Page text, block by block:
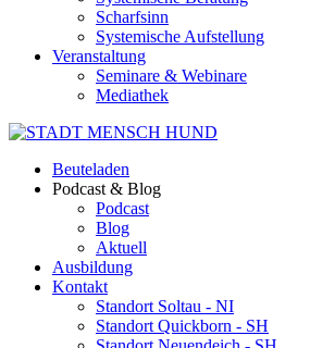
Scharfsinn
Systemische Aufstellung
Veranstaltung
Seminare & Webinare
Mediathek
Beuteladen
Podcast & Blog
Podcast
Blog
Aktuell
Ausbildung
Kontakt
Standort Soltau - NI
Standort Quickborn - SH